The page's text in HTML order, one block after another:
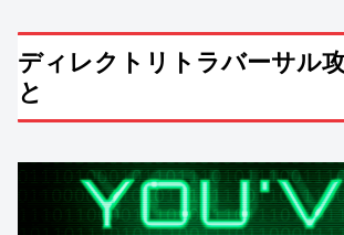
ディレクトリトラバーサル
と